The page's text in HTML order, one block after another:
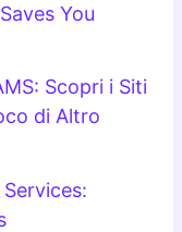
You
Scopri i Siti
di Altro